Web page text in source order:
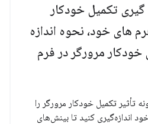
گیری تکمیل خودکار
های خود، نحوه اندازه
مرورگر در فرم
تأثیر تکمیل خودکار مرورگر را
اندازه‌گیری کنید تا بینش‌های